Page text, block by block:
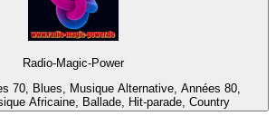
Radio-Magic-Power
70, Blues, Musique Alternative, Années 80,
Africaine, Ballade, Hit-parade, Country